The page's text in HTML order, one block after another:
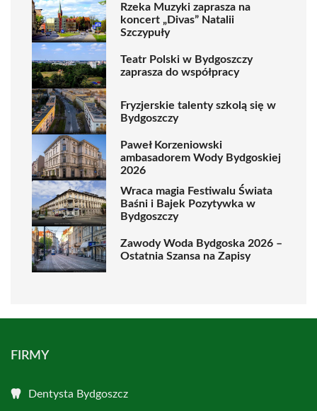
Rzeka Muzyki zaprasza na
koncert „Divas” Natalii
Szczypuły
Teatr Polski w Bydgoszczy
zaprasza do współpracy
Fryzjerskie talenty szkolą się w
Bydgoszczy
Paweł Korzeniowski
ambasadorem Wody Bydgoskiej
2026
Wraca magia Festiwalu Świata
Baśni i Bajek Pozytywka w
Bydgoszczy
Zawody Woda Bydgoska 2026 –
Ostatnia Szansa na Zapisy
FIRMY
Dentysta Bydgoszcz